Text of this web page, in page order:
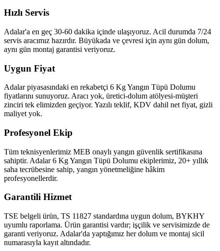
Hızlı Servis
Adalar'a en geç 30-60 dakika içinde ulaşıyoruz. Acil durumda 7/24
servis aracımız hazırdır. Büyükada ve çevresi için aynı gün dolum,
aynı gün montaj garantisi veriyoruz.
Uygun Fiyat
Adalar piyasasındaki en rekabetçi 6 Kg Yangın Tüpü Dolumu
fiyatlarını sunuyoruz. Aracı yok, üretici-dolum atölyesi-müşteri
zinciri tek elimizden geçiyor. Yazılı teklif, KDV dahil net fiyat, gizli
maliyet yok.
Profesyonel Ekip
Tüm teknisyenlerimiz MEB onaylı yangın güvenlik sertifikasına
sahiptir. Adalar 6 Kg Yangın Tüpü Dolumu ekiplerimiz, 20+ yıllık
saha tecrübesine sahip, yangın yönetmeliğine hâkim
profesyonellerdir.
Garantili Hizmet
TSE belgeli ürün, TS 11827 standardına uygun dolum, BYKHY
uyumlu raporlama. Ürün garantisi vardır; işçilik ve servisimizde de
garanti veriyoruz. Adalar'da yaptığımız her dolum ve montaj sicil
numarasıyla kayıt altındadır.